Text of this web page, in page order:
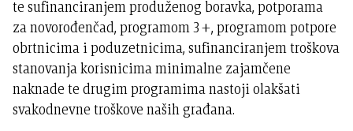
te sufinanciranjem produženog boravka, potporama
za novorođenčad, programom 3+, programom potpore
obrtnicima i poduzetnicima, sufinanciranjem troškova
stanovanja korisnicima minimalne zajamčene
naknade te drugim programima nastoji olakšati
svakodnevne troškove naših građana.